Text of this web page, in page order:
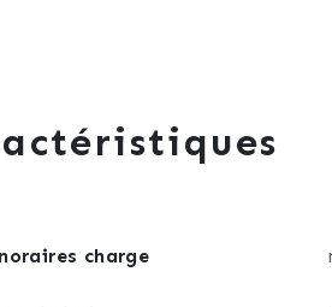
la vente :
de courtoisie
charge